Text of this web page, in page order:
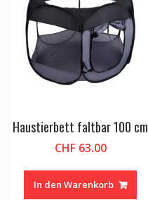
Haustierbett faltbar 100 cm
CHF63.00
In den Warenkorb